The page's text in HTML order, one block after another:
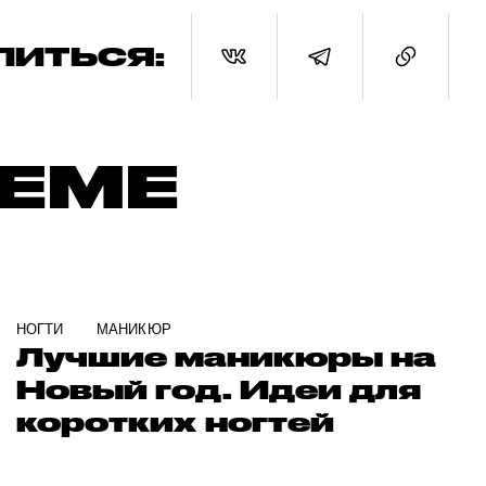
НОГТИ МАНИКЮР
Лучшие маникюры на
Новый год. Идеи для
коротких ногтей